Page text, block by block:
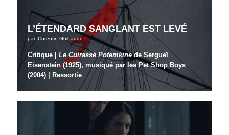
L’ÉTENDARD SANGLANT EST LEVÉ
par Corentin Ghibaudo
Critique |Le Cuirassé Potemkinede Sergueï
Eisenstein (1925), musiqué par les Pet Shop Boys
(2004) | Ressortie